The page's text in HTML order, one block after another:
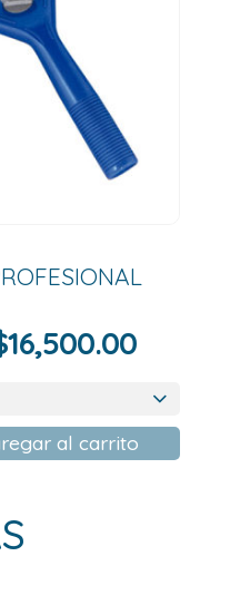
16,500.00Rango
precios:
desde
al carrito